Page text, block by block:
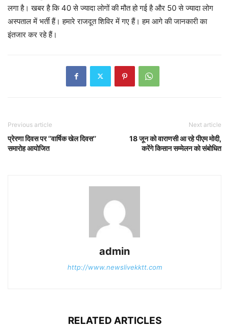
लगा है। खबर है कि 40 से ज्यादा लोगों की मौत हो गई है और 50 से ज्यादा लोग
अस्पताल में भर्ती हैं। हमारे राजदूत शिविर में गए हैं। हम आगे की जानकारी का
इंतजार कर रहे हैं।
Previous article
प्रेरणा दिवस पर ‘’वार्षिक खेल दिवस’’
समारोह आयोजित
Next article
18 जून को वाराणसी आ रहे पीएम मोदी,
करेंगे किसान सम्मेलन को संबोधित
admin
http://www.newslivekktt.com
RELATED ARTICLES